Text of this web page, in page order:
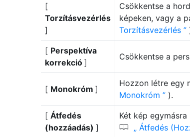
[
Torzításvezérlés
]
Csökkentse a
képeken, vagy a
Torzításvezérlés
[ Perspektíva
korrekció ]
Csökkentse a
[ Monokróm ]
Hozzon létre egy
Monokróm ).
[ Átfedés
(hozzáadás) ]
Két kép
0 Átfedés